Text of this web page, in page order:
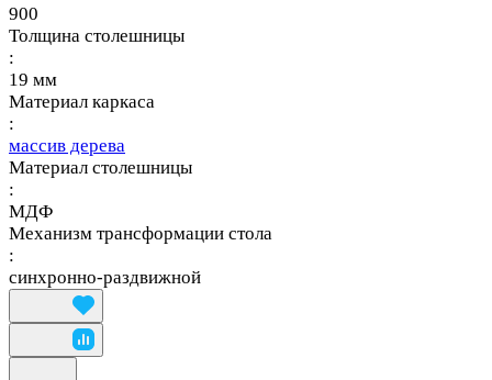
900
Толщина столешницы
:
19 мм
Материал каркаса
:
массив дерева
Материал столешницы
:
МДФ
Механизм трансформации стола
:
синхронно-раздвижной